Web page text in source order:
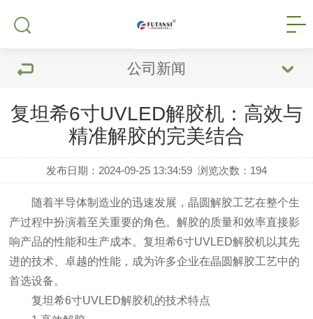
公司新闻
复坦希6寸UVLED解胶机：高效与
精准解胶的完美结合
发布日期：2024-09-25 13:34:59 浏览次数： 194
随着半导体制造业的迅速发展，晶圆解胶工艺在整个生
产过程中扮演着至关重要的角色。解胶的质量和效率直接影
响产品的性能和生产成本。复坦希6寸UVLED解胶机以其先
进的技术、卓越的性能，成为许多企业在晶圆解胶工艺中的
首选设备。
复坦希6寸UVLED解胶机的技术特点